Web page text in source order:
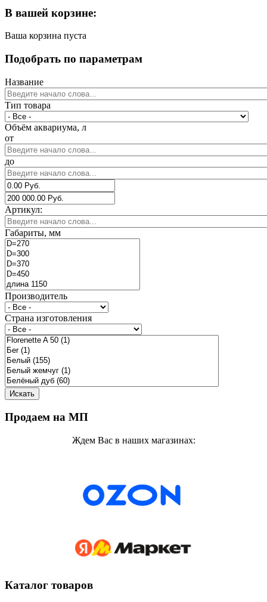
В вашей корзине:
Ваша корзина пуста
Подобрать по параметрам
Название
Тип товара
Объём аквариума, л
от
до
Артикул:
Габариты, мм
Производитель
Страна изготовления
Продаем на МП
Ждем Вас в наших магазинах:
Каталог товаров